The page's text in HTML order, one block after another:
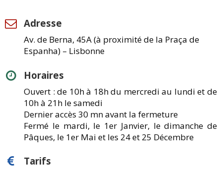
Adresse
Av. de Berna, 45A (à proximité de la Praça de
Espanha) – Lisbonne
Horaires
Ouvert : de 10h à 18h du mercredi au lundi et de
10h à 21h le samedi
Dernier accès 30 mn avant la fermeture
Fermé le mardi, le 1er Janvier, le dimanche de
Pâques, le 1er Mai et les 24 et 25 Décembre
Tarifs